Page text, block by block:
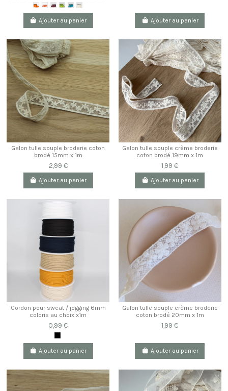
Ajouter au panier Ajouter au panier
Galon tulle souple broderie coton
brodé 15mm x 1m
2,99 €
Ajouter au panier
Galon tulle souple crème broderie
coton brodé 19mm x 1m
1,99 €
Ajouter au panier
Cordon pour sweat / jogging 6mm
coloris au choix x1m
0,99 €
Ajouter au panier
Galon tulle souple crème broderie
coton brodé 20mm x 1m
1,99 €
Ajouter au panier